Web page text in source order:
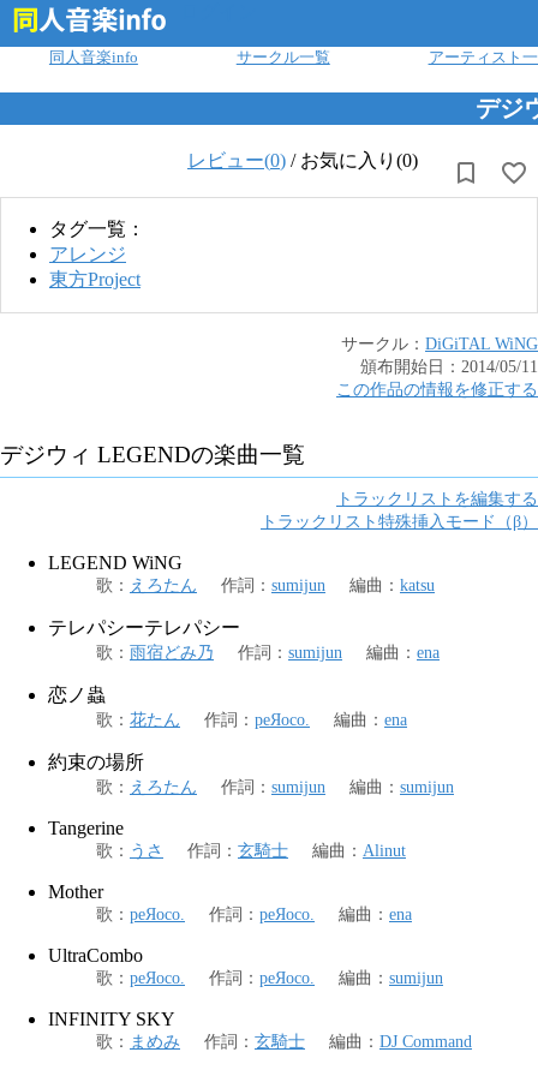
同人音楽info サークル一覧 アーティスト
デジ
レビュー(0) / お気に入り(0)
タグ一覧：
アレンジ
東方Project
サークル： DiGiTAL WiNG
頒布開始日： 2014/05/11
この作品の情報を修正する
デジウィ LEGENDの楽曲一覧
トラックリストを編集する
トラックリスト特殊挿入モード（β）
LEGEND WiNG
歌 ： えろたん 作詞 ： sumijun 編曲 ： katsu
テレパシーテレパシー
歌 ： 雨宿どみ乃 作詞 ： sumijun 編曲 ： ena
恋ノ蟲
歌 ： 花たん 作詞 ： peЯoco. 編曲 ： ena
約束の場所
歌 ： えろたん 作詞 ： sumijun 編曲 ： sumijun
Tangerine
歌 ： うさ 作詞 ： 玄騎士 編曲 ： Alinut
Mother
歌 ： peЯoco. 作詞 ： peЯoco. 編曲 ： ena
UltraCombo
歌 ： peЯoco. 作詞 ： peЯoco. 編曲 ： sumijun
INFINITY SKY
歌 ： まめみ 作詞 ： 玄騎士 編曲 ： DJ Command